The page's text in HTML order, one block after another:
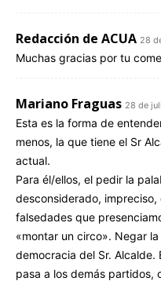
Redacción de ACUA 28
Muchas gracias por tu
Mariano Fraguas 28 de
Esta es la forma de
menos, la que tiene el Sr
actual.
Para él/ellos, el pedir la
desconsiderado,
falsedades que
«montar un circo». Negar
democracia del Sr. Alcalde.
pasa a los demás partidos,